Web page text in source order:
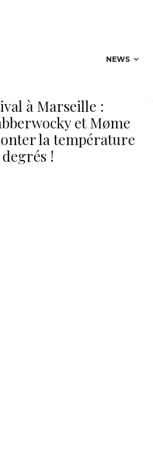
NEWS
à Marseille :
et Møme
la température
degrés !